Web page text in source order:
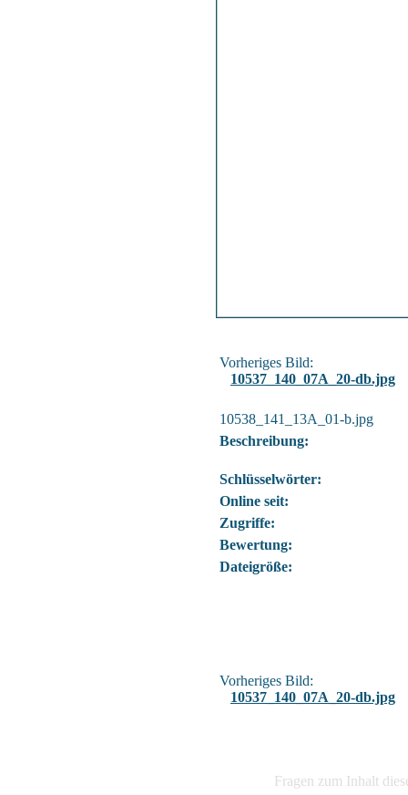
Vorheriges Bild:
10537_140_07A_20-db.jpg
10538_141_13A_01-b.jpg
Beschreibung:
Schlüsselwörter:
Online seit:
Zugriffe:
Bewertung:
Dateigröße:
Vorheriges Bild:
10537_140_07A_20-db.jpg
Fragen zum Inhalt